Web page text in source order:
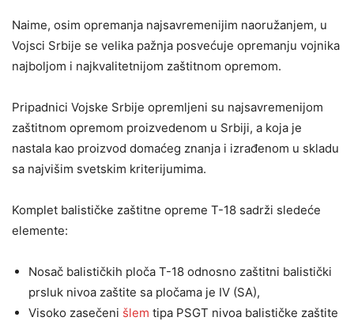
Naime, osim opremanja najsavremenijim naoružanjem, u
Vojsci Srbije se velika pažnja posvećuje opremanju vojnika
najboljom i najkvalitetnijom zaštitnom opremom.
Pripadnici Vojske Srbije opremljeni su najsavremenijom
zaštitnom opremom proizvedenom u Srbiji, a koja je
nastala kao proizvod domaćeg znanja i izrađenom u skladu
sa najvišim svetskim kriterijumima.
Komplet balističke zaštitne opreme T-18 sadrži sledeće
elemente:
Nosač balističkih ploča T-18 odnosno zaštitni balistički
prsluk nivoa zaštite sa pločama je IV (SA),
Visoko zasečeni šlem tipa PSGT nivoa balističke zaštite